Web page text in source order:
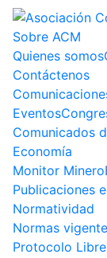
Sobre ACM
Quienes somos
Contáctenos
Eventos
Comunicados
Economía
Monitor Minero
Publicaciones
Normatividad
Normas
Protocolo